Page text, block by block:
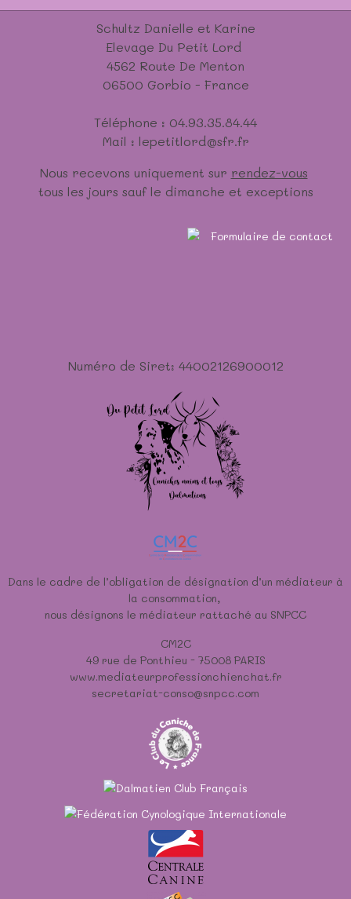
Schultz Danielle et Karine
Elevage Du Petit Lord
4562 Route De Menton
06500 Gorbio - France
Téléphone : 04.93.35.84.44
Mail : lepetitlord@sfr.fr
Nous recevons uniquement sur rendez-vous
tous les jours sauf le dimanche et exceptions
Numéro de Siret: 44002126900012
Dans le cadre de l’obligation de désignation d’un médiateur à
la consommation,
nous désignons le médiateur rattaché au SNPCC
CM2C
49 rue de Ponthieu - 75008 PARIS
www.mediateurprofessionchienchat.fr
secretariat-conso@snpcc.com